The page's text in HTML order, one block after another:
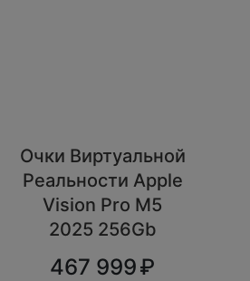
Очки Виртуальной
Реальности Apple
Vision Pro M5
2025 256Gb
467 999